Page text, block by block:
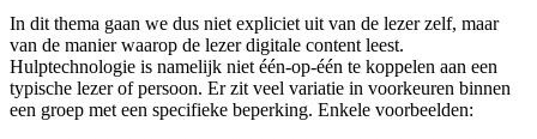
In dit thema gaan we dus niet expliciet uit van de lezer zelf, maar
van de manier waarop de lezer digitale content leest.
Hulptechnologie is namelijk niet één-op-één te koppelen aan een
typische lezer of persoon. Er zit veel variatie in voorkeuren binnen
een groep met een specifieke beperking. Enkele voorbeelden: